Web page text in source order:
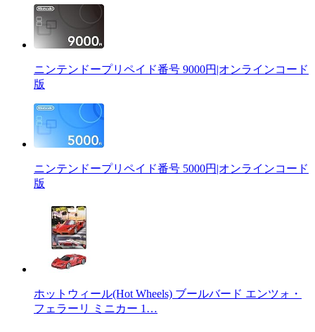
ニンテンドープリペイド番号 9000円|オンラインコード
版
ニンテンドープリペイド番号 5000円|オンラインコード
版
ホットウィール(Hot Wheels) ブールバード エンツォ・
フェラーリ ミニカー 1…